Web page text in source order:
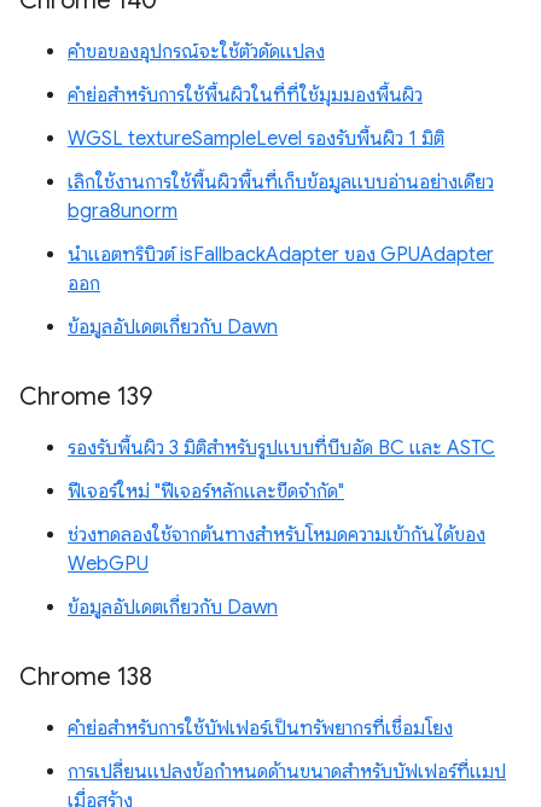
คำขอของอุปกรณ์จะใช้ตัวดัดแปลง
คำย่อสำหรับการใช้พื้นผิวในที่ที่ใช้มุมมองพื้นผิว
WGSL textureSampleLevel รองรับพื้นผิว 1 มิติ
เลิกใช้งานการใช้พื้นผิวพื้นที่เก็บข้อมูลแบบอ่านอย่างเดียว
bgra8unorm
นำแอตทริบิวต์ isFallbackAdapter ของ GPUAdapter
ออก
ข้อมูลอัปเดตเกี่ยวกับ Dawn
Chrome 139
รองรับพื้นผิว 3 มิติสำหรับรูปแบบที่บีบอัด BC และ ASTC
ฟีเจอร์ใหม่ "ฟีเจอร์หลักและขีดจำกัด"
ช่วงทดลองใช้จากต้นทางสำหรับโหมดความเข้ากันได้ของ
WebGPU
ข้อมูลอัปเดตเกี่ยวกับ Dawn
Chrome 138
คำย่อสำหรับการใช้บัฟเฟอร์เป็นทรัพยากรที่เชื่อมโยง
การเปลี่ยนแปลงข้อกำหนดด้านขนาดสำหรับบัฟเฟอร์ที่แมป
เมื่อสร้าง